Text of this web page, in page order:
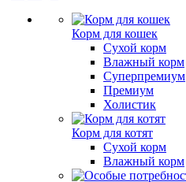
Корм для кошек
Сухой корм
Влажный корм
Суперпремиум
Премиум
Холистик
Корм для котят
Сухой корм
Влажный корм